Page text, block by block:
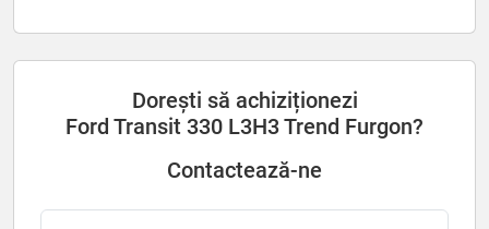
Dorești să achiziționezi
Ford Transit 330 L3H3 Trend Furgon?
Contactează-ne